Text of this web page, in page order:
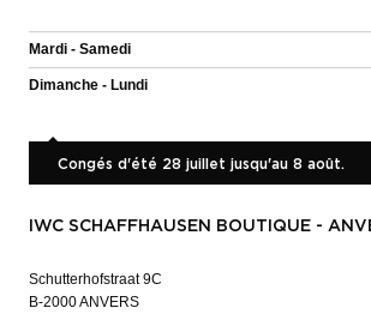
Mardi - Samedi
Dimanche - Lundi
Congés d'été 28 juillet jusqu'au 8 août.
IWC SCHAFFHAUSEN BOUTIQUE -
Schutterhofstraat 9C
B-2000 ANVERS